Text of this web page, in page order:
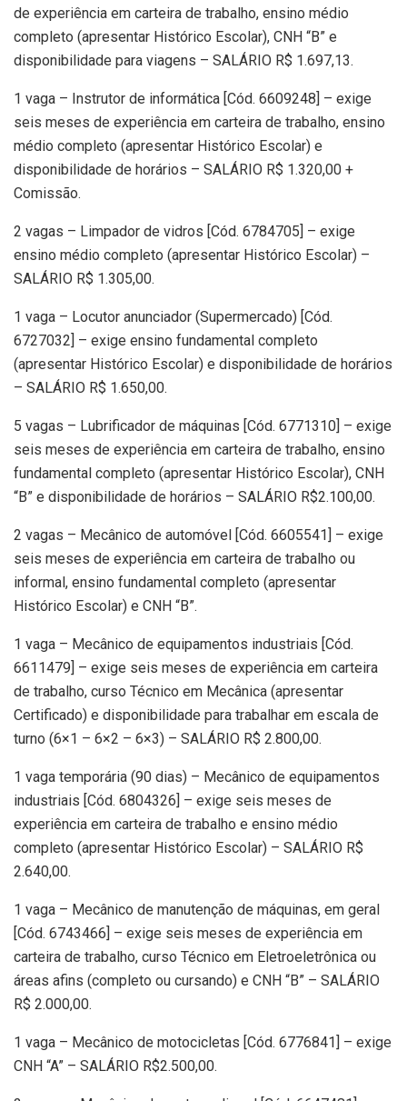
de experiência em carteira de trabalho, ensino médio
completo (apresentar Histórico Escolar), CNH “B” e
disponibilidade para viagens – SALÁRIO R$ 1.697,13.
1 vaga – Instrutor de informática [Cód. 6609248] – exige
seis meses de experiência em carteira de trabalho, ensino
médio completo (apresentar Histórico Escolar) e
disponibilidade de horários – SALÁRIO R$ 1.320,00 +
Comissão.
2 vagas – Limpador de vidros [Cód. 6784705] – exige
ensino médio completo (apresentar Histórico Escolar) –
SALÁRIO R$ 1.305,00.
1 vaga – Locutor anunciador (Supermercado) [Cód.
6727032] – exige ensino fundamental completo
(apresentar Histórico Escolar) e disponibilidade de horários
– SALÁRIO R$ 1.650,00.
5 vagas – Lubrificador de máquinas [Cód. 6771310] – exige
seis meses de experiência em carteira de trabalho, ensino
fundamental completo (apresentar Histórico Escolar), CNH
“B” e disponibilidade de horários – SALÁRIO R$2.100,00.
2 vagas – Mecânico de automóvel [Cód. 6605541] – exige
seis meses de experiência em carteira de trabalho ou
informal, ensino fundamental completo (apresentar
Histórico Escolar) e CNH “B”.
1 vaga – Mecânico de equipamentos industriais [Cód.
6611479] – exige seis meses de experiência em carteira
de trabalho, curso Técnico em Mecânica (apresentar
Certificado) e disponibilidade para trabalhar em escala de
turno (6×1 – 6×2 – 6×3) – SALÁRIO R$ 2.800,00.
1 vaga temporária (90 dias) – Mecânico de equipamentos
industriais [Cód. 6804326] – exige seis meses de
experiência em carteira de trabalho e ensino médio
completo (apresentar Histórico Escolar) – SALÁRIO R$
2.640,00.
1 vaga – Mecânico de manutenção de máquinas, em geral
[Cód. 6743466] – exige seis meses de experiência em
carteira de trabalho, curso Técnico em Eletroeletrônica ou
áreas afins (completo ou cursando) e CNH “B” – SALÁRIO
R$ 2.000,00.
1 vaga – Mecânico de motocicletas [Cód. 6776841] – exige
CNH “A” – SALÁRIO R$2.500,00.